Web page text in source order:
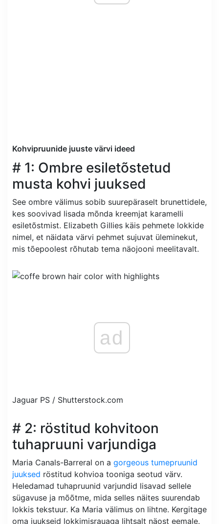
Kohvipruunide juuste värvi ideed
# 1: Ombre esiletõstetud
musta kohvi juuksed
See ombre välimus sobib suurepäraselt brunettidele,
kes soovivad lisada mõnda kreemjat karamelli
esiletõstmist. Elizabeth Gillies käis pehmete lokkide
nimel, et näidata värvi pehmet sujuvat üleminekut,
mis tõepoolest rõhutab tema näojooni meelitavalt.
ad
Jaguar PS / Shutterstock.com
# 2: röstitud kohvitoon
tuhapruuni varjundiga
Maria Canals-Barreral on a gorgeous tumepruunid
juuksed röstitud kohvioa tooniga seotud värv.
Heledamad tuhapruunid varjundid lisavad sellele
sügavuse ja mõõtme, mida selles näites suurendab
lokkis tekstuur. Ka Maria välimus on lihtne. Kergitage
oma juukseid lokkimisrauaga lihtsalt näost eemale.